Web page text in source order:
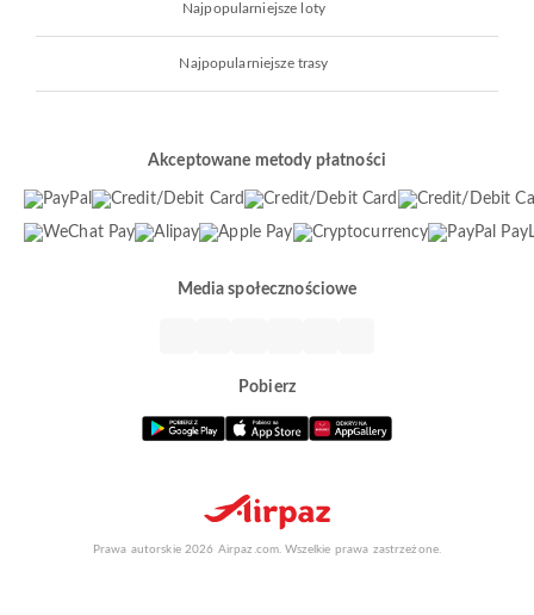
Najpopularniejsze loty
Najpopularniejsze trasy
Akceptowane metody płatności
Media społecznościowe
Pobierz
Prawa autorskie 2026 Airpaz.com. Wszelkie prawa zastrzeżone.